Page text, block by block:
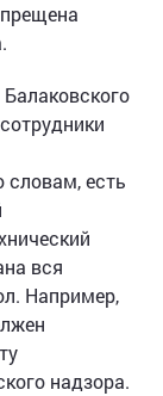
есть
вся
Например,
надзора.